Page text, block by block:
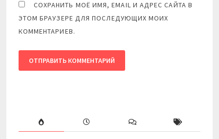
СОХРАНИТЬ МОЁ ИМЯ, EMAIL И АДРЕС САЙТА В
ЭТОМ БРАУЗЕРЕ ДЛЯ ПОСЛЕДУЮЩИХ МОИХ
КОММЕНТАРИЕВ.